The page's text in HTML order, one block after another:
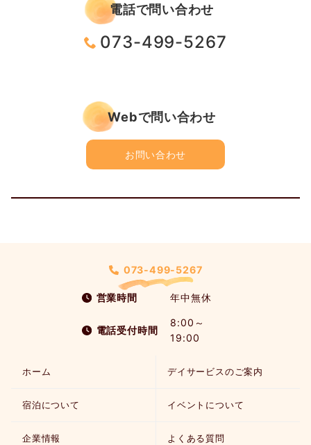
電話で問い合わせ
073-499-5267
Webで問い合わせ
お問い合わせ
073-499-5267
営業時間 年中無休
電話受付時間
8:00～
19:00
ホーム デイサービスのご案内
宿泊について イベントについて
企業情報 よくある質問